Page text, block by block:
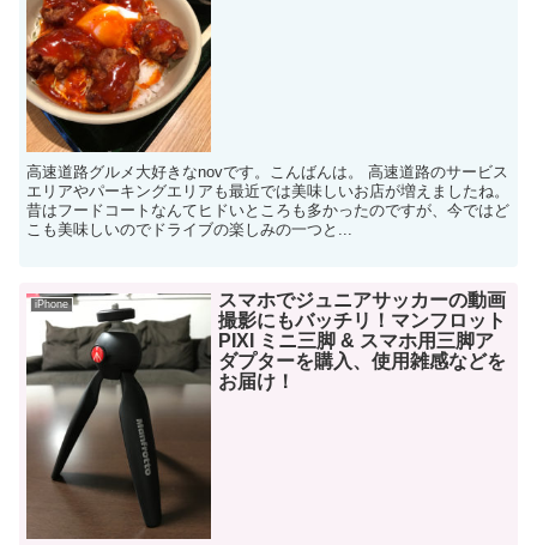
高速道路グルメ大好きなnovです。こんばんは。 高速道路のサービス
エリアやパーキングエリアも最近では美味しいお店が増えましたね。
昔はフードコートなんてヒドいところも多かったのですが、今ではど
こも美味しいのでドライブの楽しみの一つと...
iPhone
スマホでジュニアサッカーの動画
撮影にもバッチリ！マンフロット
PIXI ミニ三脚 & スマホ用三脚ア
ダプターを購入、使用雑感などを
お届け！